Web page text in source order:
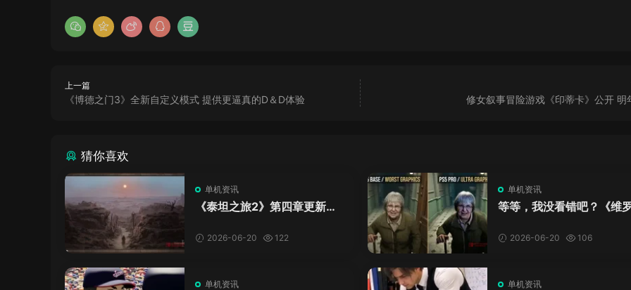
上一篇
《博德之门3》全新自定义模式 提供更逼真的D＆D体验 修女叙事冒险游戏《印蒂卡》公开 明
猜你喜欢
单机资讯
《泰坦之旅2》第四章更新来
C！2026-06-20 122
单机资讯
等等，我没看错吧？《维
加料？
2026-06-20 106
单机资讯 单机资讯